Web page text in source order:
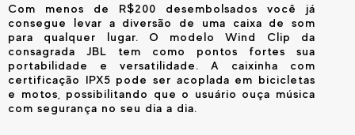
Com menos de R$200 desembolsados você já
consegue levar a diversão de uma caixa de som
para qualquer lugar. O modelo Wind Clip da
consagrada JBL tem como pontos fortes sua
portabilidade e versatilidade. A caixinha com
certificação IPX5 pode ser acoplada em bicicletas
e motos, possibilitando que o usuário ouça música
com segurança no seu dia a dia.